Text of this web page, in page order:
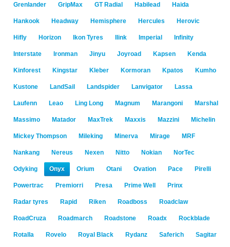
Grenlander GripMax GT Radial Habilead Haida
Hankook Headway Hemisphere Hercules Herovic
Hifly Horizon Ikon Tyres Ilink Imperial Infinity
Interstate Ironman Jinyu Joyroad Kapsen Kenda
Kinforest Kingstar Kleber Kormoran Kpatos Kumho
Kustone LandSail Landspider Lanvigator Lassa
Laufenn Leao Ling Long Magnum Marangoni Marshal
Massimo Matador MaxTrek Maxxis Mazzini Michelin
Mickey Thompson Mileking Minerva Mirage MRF
Nankang Nereus Nexen Nitto Nokian NorTec
Odyking Onyx Orium Otani Ovation Pace Pirelli
Powertrac Premiorri Presa Prime Well Prinx
Radar tyres Rapid Riken Roadboss Roadclaw
RoadCruza Roadmarch Roadstone Roadx Rockblade
Rotalla Rovelo Royal Black Rydanz Saferich Sagitar